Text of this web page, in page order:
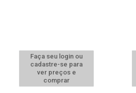
Faça seu login ou
cadastre-se para
ver preços e
comprar